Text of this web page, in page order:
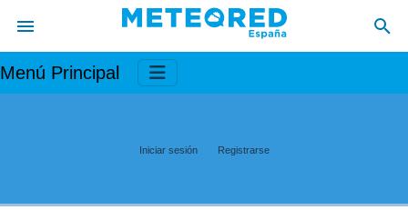
Menú Principal
Iniciar sesión Registrarse